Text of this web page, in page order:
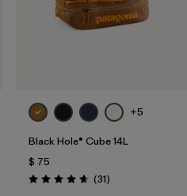
+5
Black Hole® Cube 14L
$ 75
Valoración: 4.6 / 5
(31Comentarios
)